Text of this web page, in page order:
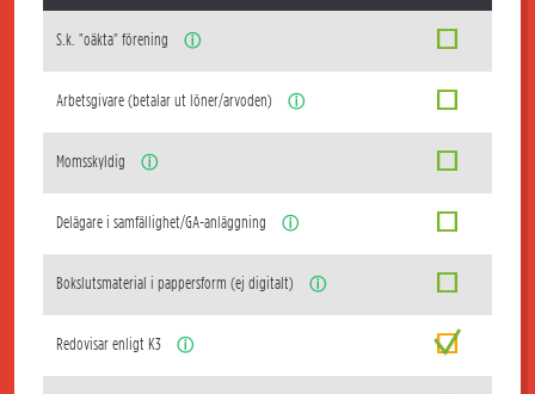
S.k. "oäkta" förening ⓘ
Arbetsgivare (betalar ut löner/arvoden) ⓘ
Momsskyldig ⓘ
Delägare i samfällighet/GA-anläggning ⓘ
Bokslutsmaterial i pappersform (ej digitalt) ⓘ
Redovisar enligt K3 ⓘ